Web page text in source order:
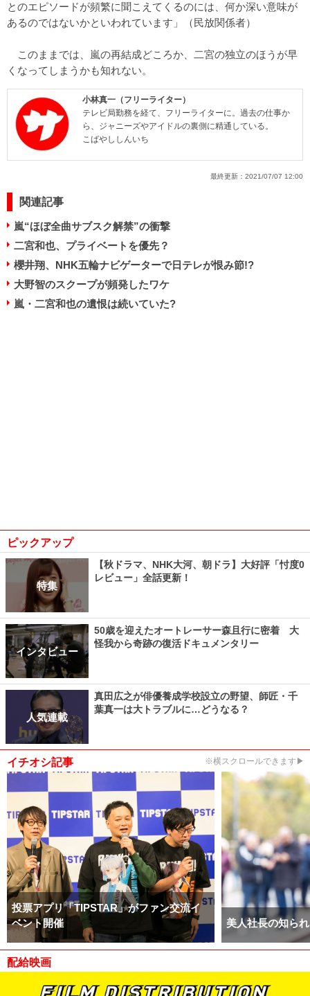
とのエピソードが頻繁に聞こえてくるのには、何か深い意味が
あるのではないかといわれています」（民放関係者）
このままでは、嵐の再結成どころか、二宮の独立のほうが早
くなってしまうかも知れない。
小林真一（フリーライター）
テレビ局勤務を経て、フリーライターに。過去の仕事か
ら、ジャニーズやアイドルの裏側に精通している。
こばやししんいち
最終更新： 2021/07/07 12:00
関連記事
嵐“ほぼ全曲サブスク解禁”の衝撃
二宮和也、プライベートを優先？
櫻井翔、NHK五輪ナビゲーターで日テレが恨み節!?
大野智のスクープが頻発したワケ
嵐・二宮和也の遺恨は続いていた?
ピックアップ
特集
【秋ドラマ、NHK大河、朝ドラ】大好評「忖度0
レビュー」全話更新！
インタビュー
50歳を迎えたオートレーサー森且行に密着 大
怪我から奇跡の復活ドキュメンタリー
人気連載
真田広之が俳優養成学校設立の野望、師匠・千
葉真一は大トラブルに…どうなる？
イチオシ記事 ※横スクロールできます▶
投票アプリ「TIPSTAR」がファン交流イ
ベント開催
美人社長の知ら
配給映画